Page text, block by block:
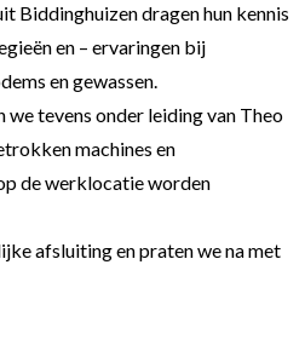
Biddinghuizen dragen hun kennis
en – ervaringen bij
en gewassen.
we tevens onder leiding van Theo
machines en
de werklocatie worden
afsluiting en praten we na met